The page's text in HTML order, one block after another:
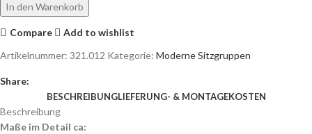
In den Warenkorb
Compare
Add to wishlist
Artikelnummer: 321.012 Kategorie: Moderne Sitzgruppen
Share:
BESCHREIBUNGLIEFERUNG- & MONTAGEKOSTEN
Beschreibung
Maße im Detail ca: